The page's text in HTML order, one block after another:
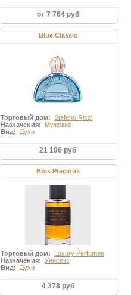
от 7 764 руб
Blue Classic
Торговый дом: Stefano Ricci
Назначения: Мужские
Вид: Духи
21 196 руб
Bois Precious
Торговый дом: Luxury Perfumes
Назначения: Унисекс
Вид: Духи
4 378 руб